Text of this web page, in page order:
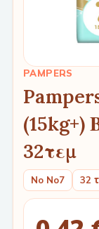
PAMPERS
(15kg+)
32τεμ
No No7 32